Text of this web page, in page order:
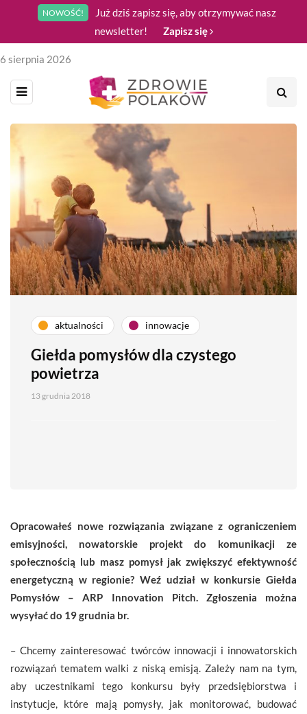
NOWOŚĆ!
Już dziś zapisz się, aby otrzymywać nasz
newsletter!
Zapisz się
6 sierpnia 2026
aktualności innowacje
Giełda pomysłów dla czystego
powietrza
13 grudnia 2018
Opracowałeś nowe rozwiązania związane z ograniczeniem
emisyjności, nowatorskie projekt do komunikacji ze
społecznością lub masz pomysł jak zwiększyć efektywność
energetyczną w regionie? Weź udział w konkursie Giełda
Pomysłów – ARP Innovation Pitch. Zgłoszenia można
wysyłać do 19 grudnia br.
– Chcemy zainteresować twórców innowacji i innowatorskich
rozwiązań tematem walki z niską emisją. Zależy nam na tym,
aby uczestnikami tego konkursu były przedsiębiorstwa i
instytucje, które mają pomysły, jak monitorować, budować